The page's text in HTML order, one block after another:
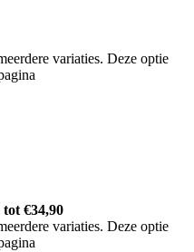
variaties. Deze optie
€34,90
variaties. Deze optie